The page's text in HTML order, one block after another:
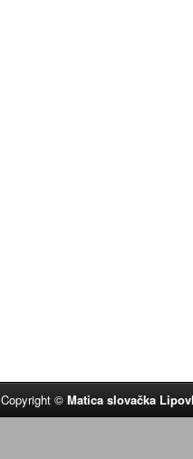
Copyright ©Matica slovačka